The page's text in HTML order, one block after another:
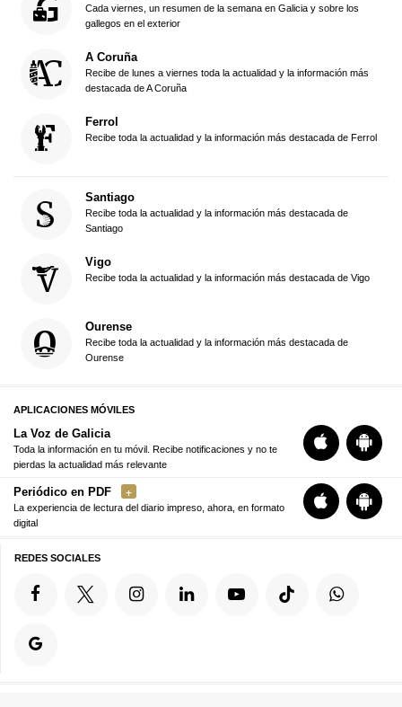
Cada viernes, un resumen de la semana en Galicia y sobre los
gallegos en el exterior
A Coruña
Recibe de lunes a viernes toda la actualidad y la información más
destacada de A Coruña
Ferrol
Recibe toda la actualidad y la información más destacada de Ferrol
Santiago
Recibe toda la actualidad y la información más destacada de
Santiago
Vigo
Recibe toda la actualidad y la información más destacada de Vigo
Ourense
Recibe toda la actualidad y la información más destacada de
Ourense
APLICACIONES MÓVILES
La Voz de Galicia
Toda la información en tu móvil. Recibe notificaciones y no te
pierdas la actualidad más relevante
Periódico en PDF
La experiencia de lectura del diario impreso, ahora, en formato
digital
REDES SOCIALES